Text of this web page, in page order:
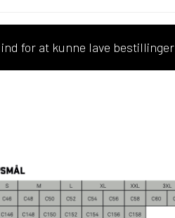
for at kunne lave bestillinger